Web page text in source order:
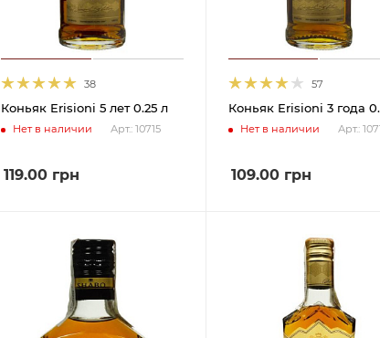
38
Коньяк Erisioni 5 лет 0.25 л
Нет в наличии Арт.: 10715
119.00 грн
57
Коньяк Erisioni 3 года
Нет в наличии Арт.:
109.00грн